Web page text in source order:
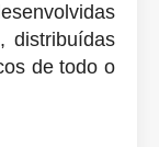
distribuídas
de todo o